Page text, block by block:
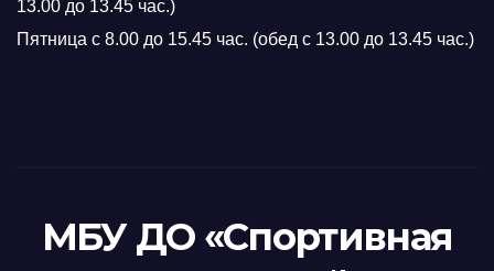
13.00 до 13.45 час.)
Пятница с 8.00 до 15.45 час. (обед с 13.00 до 13.45 час.)
МБУ ДО «Спортивная